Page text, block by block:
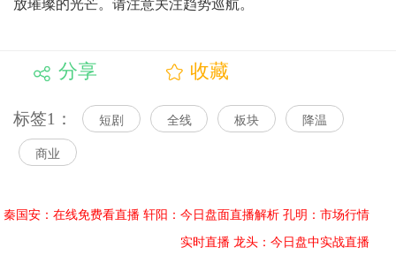
放璀璨的光芒。请注意关注趋势巡航。
分享 收藏
标签1： 短剧 全线 板块 降温
商业
秦国安：在线免费看直播 轩阳：今日盘面直播解析 孔明：市场行情
实时直播 龙头：今日盘中实战直播